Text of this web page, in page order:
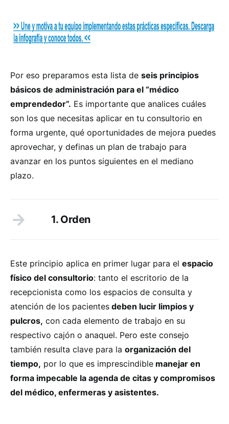
Por eso preparamos esta lista de seis principios
básicos de administración para el “médico
emprendedor”. Es importante que analices cuáles
son los que necesitas aplicar en tu consultorio en
forma urgente, qué oportunidades de mejora puedes
aprovechar, y definas un plan de trabajo para
avanzar en los puntos siguientes en el mediano
plazo.
1. Orden
Este principio aplica en primer lugar para el espacio
físico del consultorio: tanto el escritorio de la
recepcionista como los espacios de consulta y
atención de los pacientes deben lucir limpios y
pulcros, con cada elemento de trabajo en su
respectivo cajón o anaquel. Pero este consejo
también resulta clave para la organización del
tiempo, por lo que es imprescindible manejar en
forma impecable la agenda de citas y compromisos
del médico, enfermeras y asistentes.